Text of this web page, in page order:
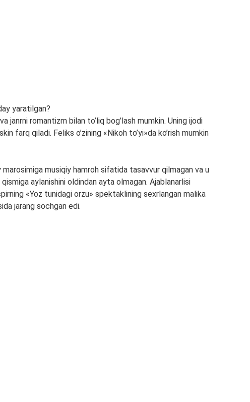
yaratilgan?
janrni romantizm bilan to’liq bog’lash mumkin. Uning ijodi
farq qiladi. Feliks o’zining «Nikoh to’yi»da ko’rish mumkin
marosimiga musiqiy hamroh sifatida tasavvur qilmagan va u
aylanishini oldindan ayta olmagan. Ajablanarlisi
«Yoz tunidagi orzu» spektaklining sexrlangan malika
jarang sochgan edi.